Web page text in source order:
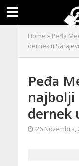
Home » Peđa
dernek u
Peđa
najbolji
dernek
26 Novembra,